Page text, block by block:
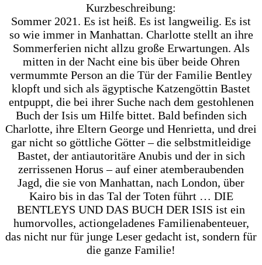
Kurzbeschreibung:
Sommer 2021. Es ist heiß. Es ist langweilig. Es ist
so wie immer in Manhattan. Charlotte stellt an ihre
Sommerferien nicht allzu große Erwartungen. Als
mitten in der Nacht eine bis über beide Ohren
vermummte Person an die Tür der Familie Bentley
klopft und sich als ägyptische Katzengöttin Bastet
entpuppt, die bei ihrer Suche nach dem gestohlenen
Buch der Isis um Hilfe bittet. Bald befinden sich
Charlotte, ihre Eltern George und Henrietta, und drei
gar nicht so göttliche Götter – die selbstmitleidige
Bastet, der antiautoritäre Anubis und der in sich
zerrissenen Horus – auf einer atemberaubenden
Jagd, die sie von Manhattan, nach London, über
Kairo bis in das Tal der Toten führt … DIE
BENTLEYS UND DAS BUCH DER ISIS ist ein
humorvolles, actiongeladenes Familienabenteuer,
das nicht nur für junge Leser gedacht ist, sondern für
die ganze Familie!